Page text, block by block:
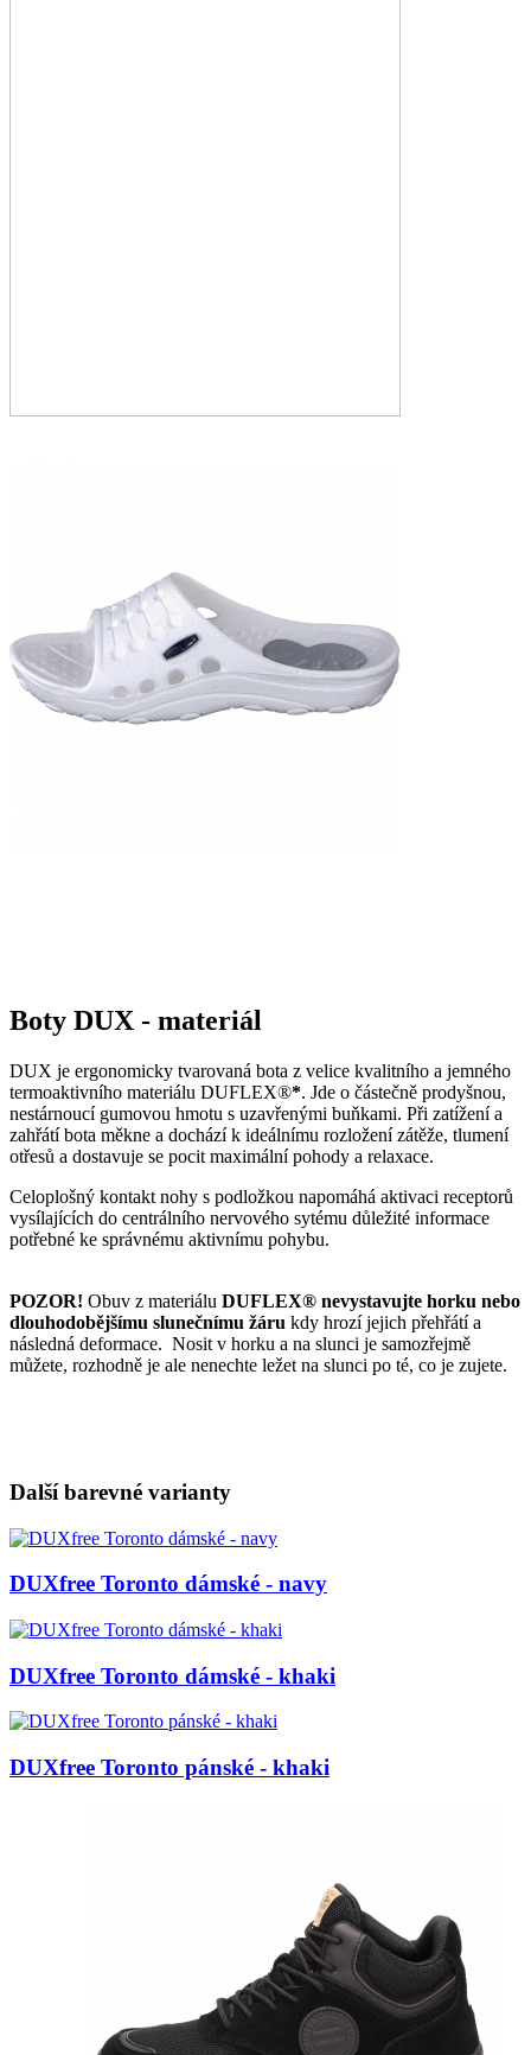
Boty DUX - materiál
DUX je ergonomicky tvarovaná bota z velice kvalitního a jemného
termoaktivního materiálu DUFLEX®*. Jde o částečně prodyšnou,
nestárnoucí gumovou hmotu s uzavřenými buňkami. Při zatížení a
zahřátí bota měkne a dochází k ideálnímu rozložení zátěže, tlumení
otřesů a dostavuje se pocit maximální pohody a relaxace.
Celoplošný kontakt nohy s podložkou napomáhá aktivaci receptorů
vysílajících do centrálního nervového sytému důležité informace
potřebné ke správnému aktivnímu pohybu.
POZOR! Obuv z materiálu DUFLEX® nevystavujte horku nebo
dlouhodobějšímu slunečnímu žáru kdy hrozí jejich přehřátí a
následná deformace. Nosit v horku a na slunci je samozřejmě
můžete, rozhodně je ale nenechte ležet na slunci po té, co je zujete.
Další barevné varianty
DUXfree Toronto dámské - navy
DUXfree Toronto dámské - khaki
DUXfree Toronto pánské - khaki